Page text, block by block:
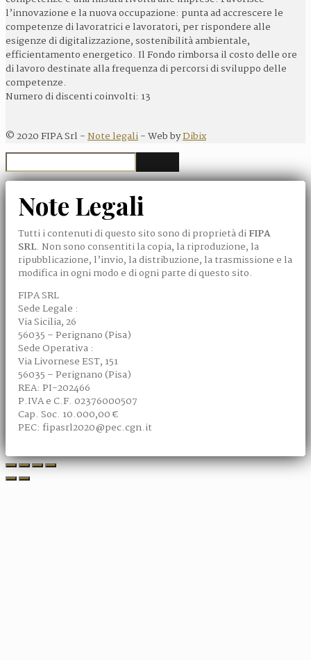
l’innovazione e la nuova occupazione: punta ad accrescere le
competenze di lavoratrici e lavoratori, per rispondere alle
esigenze di digitalizzazione, sostenibilità ambientale,
efficientamento energetico. Il Fondo rimborsa il costo delle ore
di lavoro destinate alla frequenza di percorsi di sviluppo delle
competenze.
Numero di discenti coinvolti: 13
©2020FIPA Srl -Note legali- Web byDibix
Note Legali
Tutti i contenuti di questo sito sono di proprietà diFIPA
SRL. Non sono consentiti la copia, la riproduzione, la
ripubblicazione, l’invio, la distribuzione, la trasmissione e la
modifica in ogni modo e di ogni parte di questo sito.
FIPA SRL
Sede Legale :
Via Sicilia, 26
56035 – Perignano (Pisa)
Sede Operativa :
Via Livornese EST, 151
56035 – Perignano (Pisa)
REA: PI-202466
P.IVA e C.F. 02376000507
Cap. Soc. 10.000,00 €
PEC: fipasrl2020@pec.cgn.it